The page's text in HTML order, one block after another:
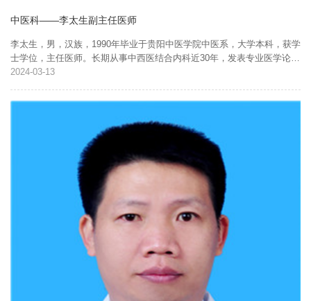
中医科——李太生副主任医师
李太生，男，汉族，1990年毕业于贵阳中医学院中医系，大学本科，获学
士学位，主任医师。长期从事中西医结合内科近30年，发表专业医学论文
十余篇，擅长运用中西医结合治疗内科杂症，特别是消化系统、神经系统
03-13
2024